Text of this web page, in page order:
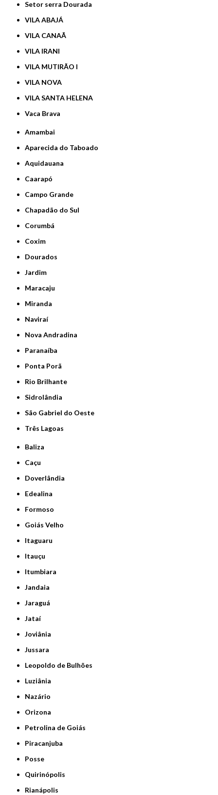
Setor serra Dourada
VILA ABAJÁ
VILA CANAÃ
VILA IRANI
VILA MUTIRÃO I
VILA NOVA
VILA SANTA HELENA
Vaca Brava
Amambai
Aparecida do Taboado
Aquidauana
Caarapó
Campo Grande
Chapadão do Sul
Corumbá
Coxim
Dourados
Jardim
Maracaju
Miranda
Naviraí
Nova Andradina
Paranaíba
Ponta Porã
Rio Brilhante
Sidrolândia
São Gabriel do Oeste
Três Lagoas
Baliza
Caçu
Doverlândia
Edealina
Formoso
Goiás Velho
Itaguaru
Itauçu
Itumbiara
Jandaia
Jaraguá
Jataí
Joviânia
Jussara
Leopoldo de Bulhões
Luziânia
Nazário
Orizona
Petrolina de Goiás
Piracanjuba
Posse
Quirinópolis
Rianápolis